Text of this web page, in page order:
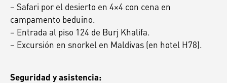
– Safari por el desierto en 4×4 con cena en
campamento beduino.
– Entrada al piso 124 de Burj Khalifa.
– Excursión en snorkel en Maldivas (en hotel H78).
Seguridad y asistencia: